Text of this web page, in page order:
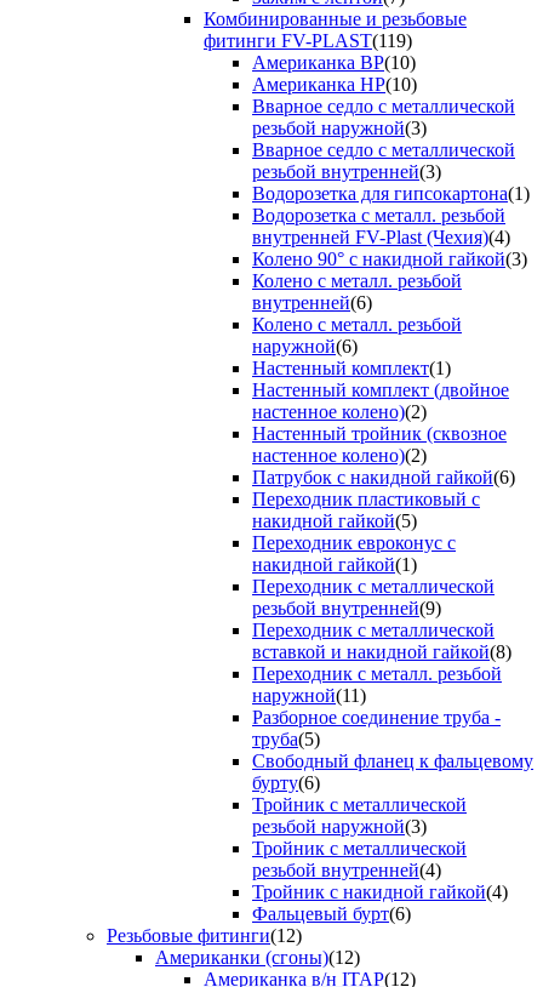
Комбинированные и резьбовые
фитинги FV-PLAST(119)
Американка ВР(10)
Американка НР(10)
Вварное седло с металлической
резьбой наружной(3)
Вварное седло с металлической
резьбой внутренней(3)
Водорозетка для гипсокартона(1)
Водорозетка с металл. резьбой
внутренней FV-Plast (Чехия)(4)
Колено 90° с накидной гайкой(3)
Колено с металл. резьбой
внутренней(6)
Колено с металл. резьбой
наружной(6)
Настенный комплект(1)
Настенный комплект (двойное
настенное колено)(2)
Настенный тройник (сквозное
настенное колено)(2)
Патрубок с накидной гайкой(6)
Переходник пластиковый с
накидной гайкой(5)
Переходник евроконус с
накидной гайкой(1)
Переходник с металлической
резьбой внутренней(9)
Переходник с металлической
вставкой и накидной гайкой(8)
Переходник с металл. резьбой
наружной(11)
Разборное соединение труба -
труба(5)
Свободный фланец к фальцевому
бурту(6)
Тройник с металлической
резьбой наружной(3)
Тройник с металлической
резьбой внутренней(4)
Тройник с накидной гайкой(4)
Фальцевый бурт(6)
Резьбовые фитинги(12)
Американки (сгоны)(12)
Американка в/н ITAP(12)